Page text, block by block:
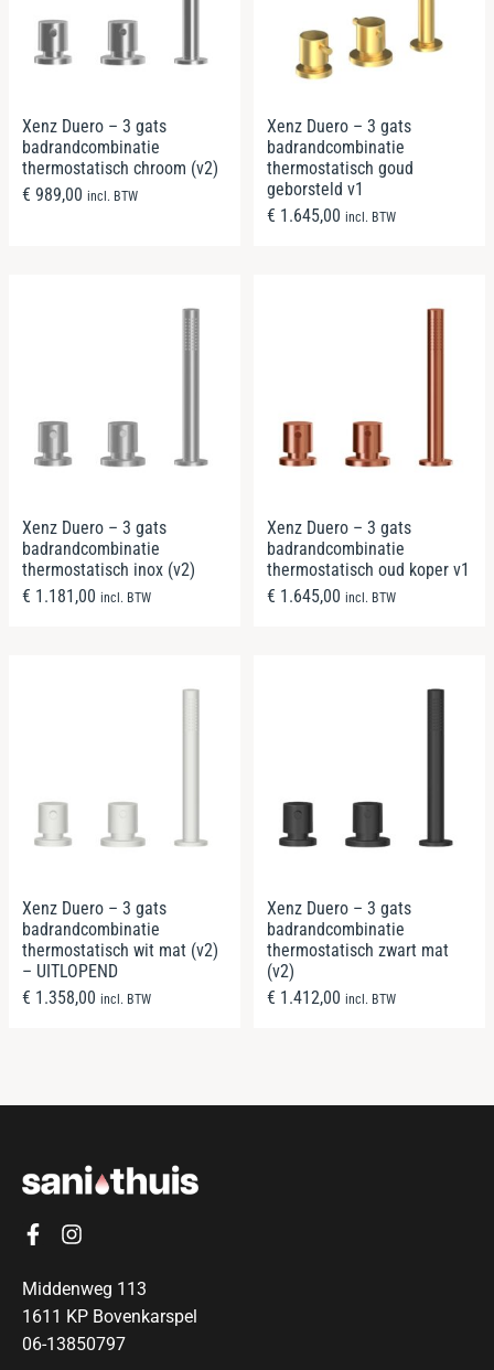
Xenz Duero – 3 gats
badrandcombinatie
thermostatisch chroom (v2)
€ 989,00 incl. BTW
Xenz Duero – 3 gats
badrandcombinatie
thermostatisch goud
geborsteld v1
€ 1.645,00 incl. BTW
Xenz Duero – 3 gats
badrandcombinatie
thermostatisch inox (v2)
€ 1.181,00 incl. BTW
Xenz Duero – 3 gats
badrandcombinatie
thermostatisch oud koper v1
€ 1.645,00 incl. BTW
Xenz Duero – 3 gats
badrandcombinatie
thermostatisch wit mat (v2)
– UITLOPEND
€ 1.358,00 incl. BTW
Xenz Duero – 3 gats
badrandcombinatie
thermostatisch zwart mat
(v2)
€ 1.412,00 incl. BTW
Middenweg 113
1611 KP Bovenkarspel
06-13850797